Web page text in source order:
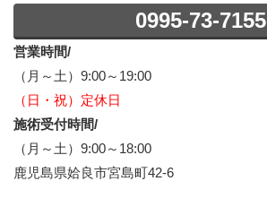
0995-73-7155
営業時間/
（月～土）9:00～19:00
（日・祝）定休日
施術受付時間/
（月～土）9:00～18:00
鹿児島県姶良市宮島町42-6